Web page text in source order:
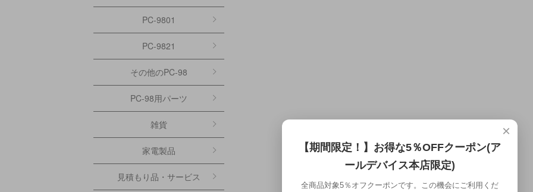
PC-9801
PC-9821
その他のPC-98
PC-98用パーツ
雑貨
家電製品
見積もり品・サービス
×
【期間限定！】お得な5％OFFクーポン(ア
ールデバイス本店限定)
全商品対象5％オフクーポンです。この機会にご利用くだ